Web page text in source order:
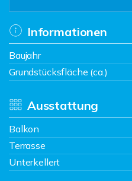
Informationen
Baujahr
Grundstücksfläche (ca.)
Ausstattung
Balkon
Terrasse
Unterkellert